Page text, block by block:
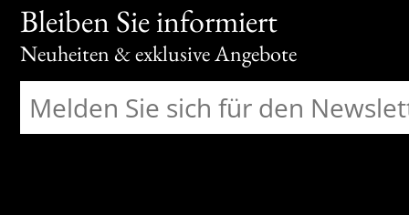
Bleiben Sie informiert
Neuheiten & exklusive Angebote